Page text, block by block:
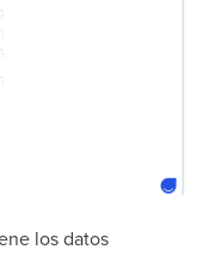
los datos